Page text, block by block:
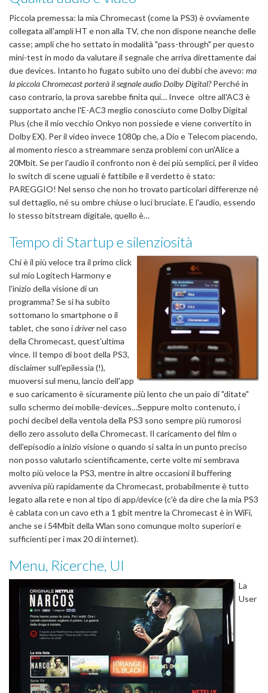
Piccola premessa: la mia Chromecast (come la PS3) è ovviamente
collegata all'ampli HT e non alla TV, che non dispone neanche delle
casse; ampli che ho settato in modalità "pass-through" per questo
mini-test in modo da valutare il segnale che arriva direttamente dai
due devices. Intanto ho fugato subito uno dei dubbi che avevo: ma
la piccola Chromecast porterà il segnale audio Dolby Digital?Perché in
caso contrario, la prova sarebbe finita qui… Invece oltre all'AC3 è
supportato anche l'E-AC3 meglio conosciuto come Dolby Digital
Plus (che il mio vecchio Onkyo non possiede e viene convertito in
Dolby EX). Per il video invece 1080p che, a Dio e Telecom piacendo,
al momento riesco a streammare senza problemi con un'Alice a
20Mbit. Se per l'audio il confronto non è dei più semplici, per il video
lo switch di scene uguali è fattibile e il verdetto è stato:
PAREGGIO! Nel senso che non ho trovato particolari differenze né
sul dettaglio, né su ombre chiuse o luci bruciate. E l'audio, essendo
lo stesso bitstream digitale, quello è…
Tempo di Startup e silenziosità
Chi è il più veloce tra il primo click
sul mio Logitech Harmony e
l'inizio della visione di un
programma? Se si ha subito
sottomano lo smartphone o il
tablet, che sono idrivernel caso
della Chromecast, quest'ultima
vince. Il tempo di boot della PS3,
disclaimer sull'epilessia (!),
muoversi sul menu, lancio dell'app
e suo caricamento è sicuramente più lento che un paio di "ditate"
sullo schermo dei mobile-devices…Seppure molto contenuto, i
pochi decibel della ventola della PS3 sono sempre più rumorosi
dello zero assoluto della Chromecast. Il caricamento del film o
dell'episodio a inizio visione o quando si salta in un punto preciso
non posso valutarlo scientificamente, certe volte mi sembrava
molto più veloce la PS3, mentre in altre occasioni il buffering
avveniva più rapidamente da Chromecast, probabilmente è tutto
legato alla rete e non al tipo di app/device (c'è da dire che la mia PS3
è cablata con un cavo eth a 1 gbit mentre la Chromecast è in WiFi,
anche se i 54Mbit della Wlan sono comunque molto superiori e
sufficienti per i max 20 di internet).
Menu, Ricerche, UI
La
User